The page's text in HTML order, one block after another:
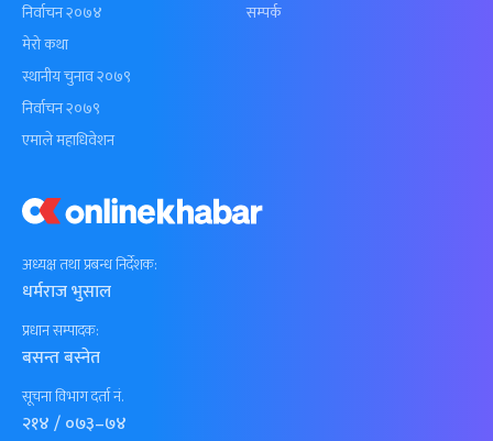
अध्यक्ष तथा प्रबन्ध निर्देशक:
धर्मराज भुसाल
प्रधान सम्पादक:
बसन्त बस्नेत
सूचना विभाग दर्ता नं.
२१४ / ०७३–७४
निर्वाचन २०७४
मेरो कथा
स्थानीय चुनाव २०७९
निर्वाचन २०७९
एमाले महाधिवेशन
सम्पर्क